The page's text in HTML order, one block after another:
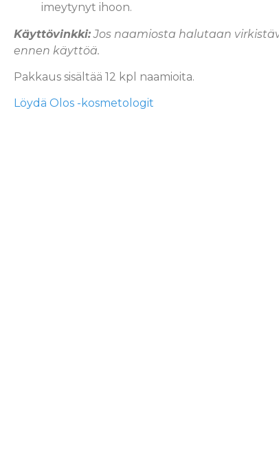
imeytynyt ihoon.
Käyttövinkki:Jos naamiosta halutaan
ennen käyttöä.
Pakkaus sisältää 12 kpl naamioita.
Löydä Olos -kosmetologit